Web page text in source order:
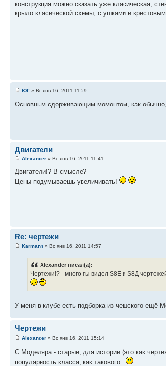
конструкция можно сказать уже класическая,
крыло класической схемы, с ушками и
ЮГ » Вс янв 16, 2011 11:29
Основным сдерживающим моментом, как обычно,
Двигатели
Alexander » Вс янв 16, 2011 11:41
Двигатели!? В смысле?
Цены подумываешь увеличивать!
Re: чертежи
Karmann » Вс янв 16, 2011 14:57
Alexander писал(а):
Чертежи!? - много ты видел S8Е и S8Д
У меня в клубе есть подборка из чешского ещё
Чертежи
Alexander » Вс янв 16, 2011 15:14
С Моделяра - старые, для истории (это как
популярность класса, как такового..